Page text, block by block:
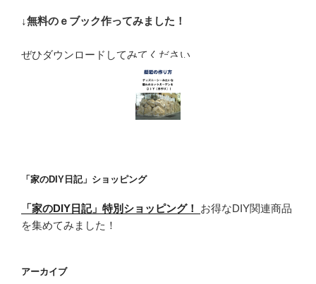
↓無料のｅブック作ってみました！
ぜひダウンロードしてみてください
「家のDIY日記」ショッピング
「家のDIY日記」特別ショッピング！ お得なDIY関連商品
を集めてみました！
アーカイブ